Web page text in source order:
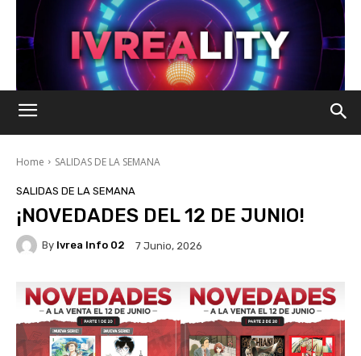
Home SALIDAS DE LA SEMANA
SALIDAS DE LA SEMANA
¡NOVEDADES DEL 12 DE JUNIO!
By Ivrea Info 02 7 Junio, 2026